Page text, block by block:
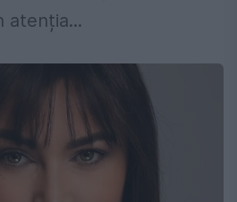
atenția...